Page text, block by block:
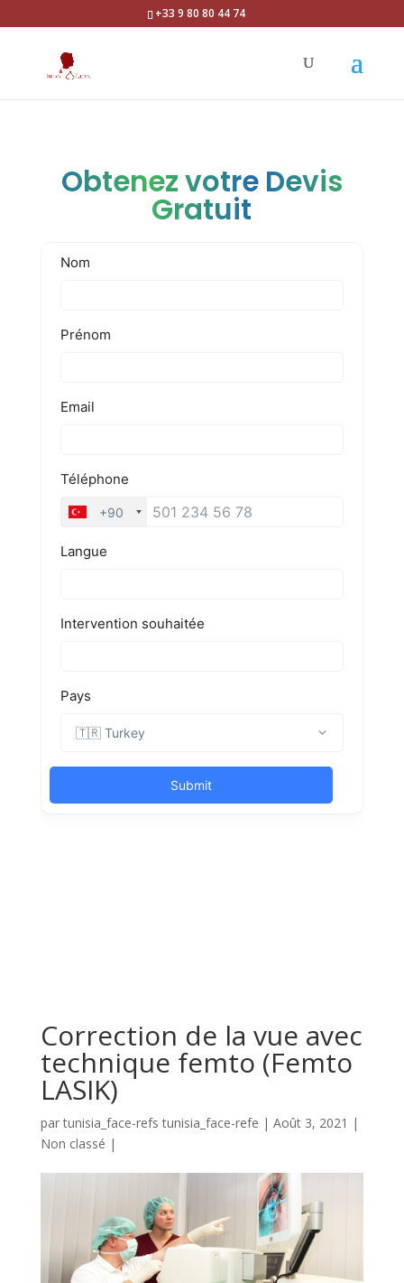
+33 9 80 80 44 74
Obtenez votre Devis
Gratuit
Correction de la vue avec
technique femto (Femto
LASIK)
partunisia_face-refs tunisia_face-refe | Août 3, 2021 |
Non classé |